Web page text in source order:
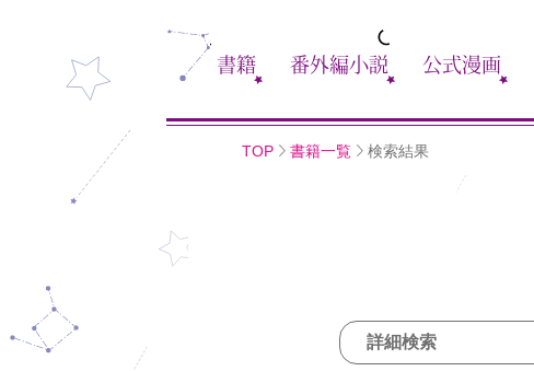
書籍 番外編小説 公式漫画
TOP 書籍一覧 検索結果
詳細検索